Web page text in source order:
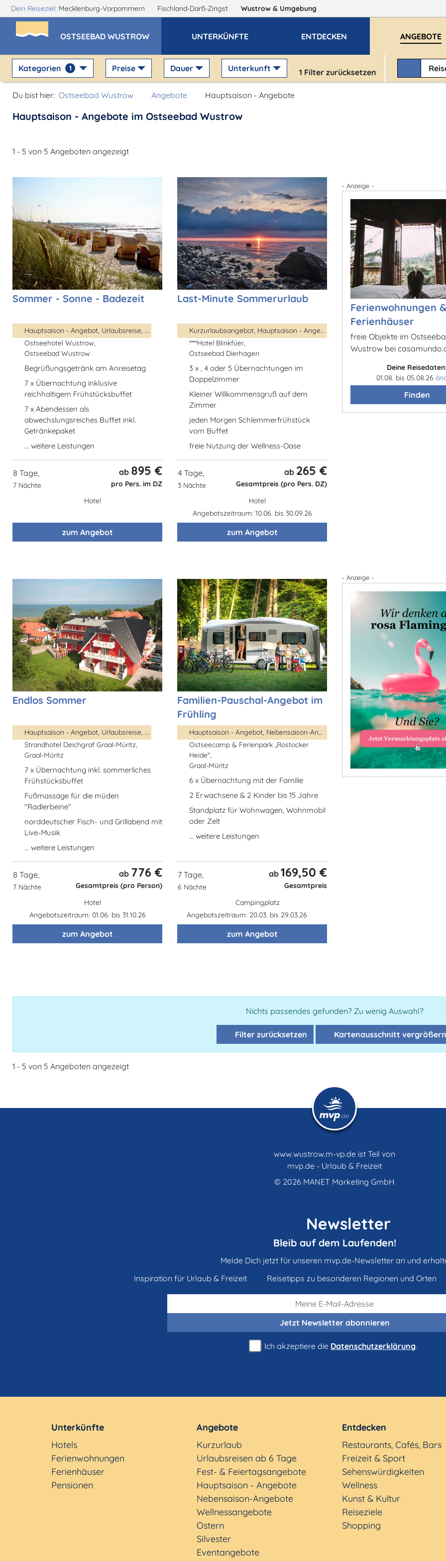
Dein Reiseziel: Mecklenburg-Vorpommern Fischland-Darß-Zingst Wustrow & Umgebung
OSTSEEBAD WUSTROW UNTERKÜNFTE ENTDECKEN ANGEBOTE
Kategorien 1 Preise Dauer Unterkunft 1 Filter zurücksetzen
Du bist hier: Ostseebad Wustrow Angebote Hauptsaison - Angebote
Hauptsaison - Angebote im Ostseebad Wustrow
1 - 5 von 5 Angeboten angezeigt
Sommer - Sonne - Badezeit
Hauptsaison - Angebot, Urlaubsreise, ...
Ostseehotel Wustrow,
Ostseebad Wustrow
Begrüßungsgetränk am Anreisetag
7 x Übernachtung inklusive
reichhaltigem Frühstücksbuffet
7 x Abendessen als
abwechslungsreiches Buffet inkl.
Getränkepaket
... weitere Leistungen
8 Tage,
7 Nächte
ab 895 €
pro Pers. im DZ
Hotel
zum Angebot
Last-Minute Sommerurlaub
Kurzurlaubsangebot, Hauptsaison - Angebot, ...
****Hotel Blinkfüer,
Ostseebad Dierhagen
3 x , 4 oder 5 Übernachtungen im
Doppelzimmer
Kleiner Willkommensgruß auf dem
Zimmer
jeden Morgen Schlemmerfrühstück
vom Buffet
freie Nutzung der Wellness-Oase
4 Tage,
3 Nächte
ab 265 €
Gesamtpreis (pro Pers. DZ)
Hotel
Angebotszeitraum: 10.06. bis 30.09.26
zum Angebot
- Anzeige -
Ferienwohnungen &
Ferienhäuser
freie Objekte im
Wustrow bei
Deine
01.08. bis 05.08.26
Finden
Endlos Sommer
Hauptsaison - Angebot, Urlaubsreise, ...
Strandhotel Deichgraf Graal-Müritz,
Graal-Müritz
7 x Übernachtung inkl. sommerliches
Frühstücksbuffet
Fußmassage für die müden
"Radlerbeine"
norddeutscher Fisch- und Grillabend mit
Live-Musik
... weitere Leistungen
8 Tage,
7 Nächte
ab 776 €
Gesamtpreis (pro Person)
Hotel
Angebotszeitraum: 01.06. bis 31.10.26
zum Angebot
Familien-Pauschal-Angebot im
Frühling
Hauptsaison - Angebot, Nebensaison-Angebote, ...
Ostseecamp & Ferienpark „Rostocker
Heide",
Graal-Müritz
6 x Übernachtung mit der Familie
2 Erwachsene & 2 Kinder bis 15 Jahre
Standplatz für Wohnwagen, Wohnmobil
oder Zelt
... weitere Leistungen
7 Tage,
6 Nächte
ab 169,50 €
Gesamtpreis
Campingplatz
Angebotszeitraum: 20.03. bis 29.03.26
zum Angebot
- Anzeige -
Nichts passendes gefunden? Zu wenig Auswahl?
Filter zurücksetzen Kartenausschnitt vergrößern
1 - 5 von 5 Angeboten angezeigt
www.wustrow.m-vp.de ist Teil von
mvp.de - Urlaub & Freizeit
© 2026 MANET Marketing GmbH
Newsletter
Bleib auf dem Laufenden!
Melde Dich jetzt für unseren mvp.de-Newsletter an und
Inspiration für Urlaub & Freizeit
Reisetipps zu besonderen Regionen und Orten
Jetzt Newsletterabonnieren
Ich akzeptiere die Datenschutzerklärung.
Unterkünfte
Hotels
Ferienwohnungen
Ferienhäuser
Pensionen
Angebote
Kurzurlaub
Urlaubsreisen ab 6 Tage
Fest- & Feiertagsangebote
Hauptsaison - Angebote
Nebensaison-Angebote
Wellnessangebote
Ostern
Silvester
Eventangebote
Entdecken
Restaurants, Cafés, Bars
Freizeit & Sport
Sehenswürdigkeiten
Wellness
Kunst & Kultur
Reiseziele
Shopping